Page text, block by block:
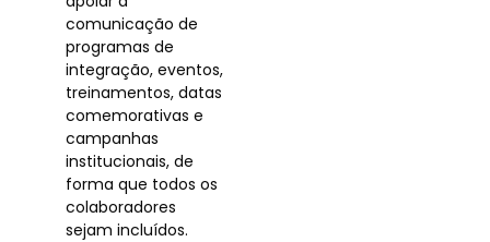
comunicação de
programas de
integração, eventos,
treinamentos, datas
comemorativas e
campanhas
institucionais, de
forma que todos os
colaboradores
sejam incluídos.